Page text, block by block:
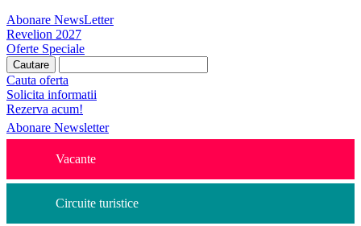
Abonare NewsLetter
Revelion 2027
Oferte Speciale
Cauta oferta
Solicita informatii
Rezerva acum!
Abonare Newsletter
Vacante
Circuite turistice